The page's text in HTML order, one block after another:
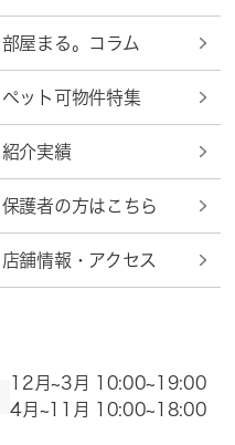
部屋まる。コラム
ペット可物件特集
紹介実績
保護者の方はこちら
店舗情報・アクセス
12月~3月 10:00~19:00
4月~11月 10:00~18:00